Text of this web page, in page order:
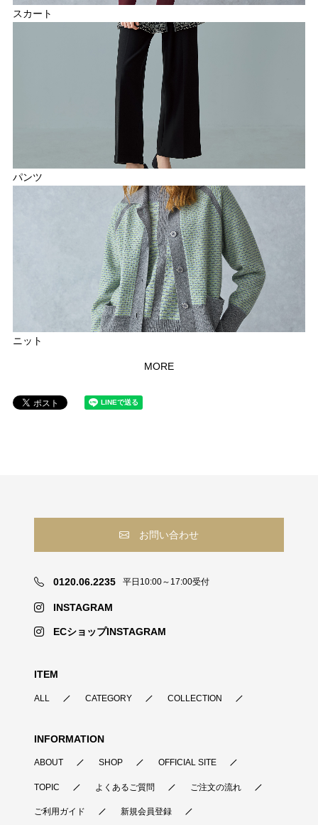
スカート
パンツ
ニット
MORE
お問い合わせ
0120.06.2235 平日10:00～17:00受付
INSTAGRAM
ECショップINSTAGRAM
ITEM
ALL CATEGORY COLLECTION
INFORMATION
ABOUT SHOP OFFICIAL SITE
TOPIC よくあるご質問 ご注文の流れ
ご利用ガイド 新規会員登録